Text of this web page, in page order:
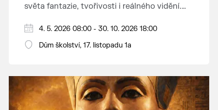
světa fantazie, tvořivosti i reálného vidění.
vlastní příběh... o radosti, vidění, objevování
světa kolem.
Děkujeme mladým umělcům za jejich úsilí,
nápaditost, nadšení, rodičům za jejich
inspirují a překvapí svou upřímností.
4. 5. 2026 08:00 - 30. 10. 2026 18:00
Dům školství, 17. listopadu 1a